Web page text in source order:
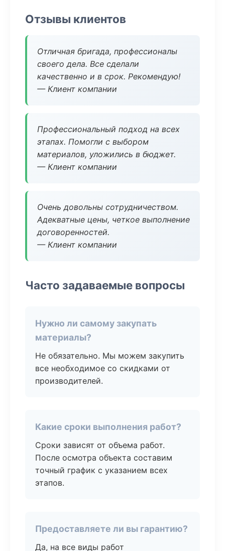
Отзывы клиентов
Отличная бригада, профессионалы
своего дела. Все сделали
качественно и в срок. Рекомендую!
— Клиент компании
Профессиональный подход на всех
этапах. Помогли с выбором
материалов, уложились в бюджет.
— Клиент компании
Очень довольны сотрудничеством.
Адекватные цены, четкое выполнение
договоренностей.
— Клиент компании
Часто задаваемые вопросы
Нужно ли самому закупать
материалы?
Не обязательно. Мы можем закупить
все необходимое со скидками от
производителей.
Какие сроки выполнения работ?
Сроки зависят от объема работ.
После осмотра объекта составим
точный график с указанием всех
этапов.
Предоставляете ли вы гарантию?
Да, на все виды работ